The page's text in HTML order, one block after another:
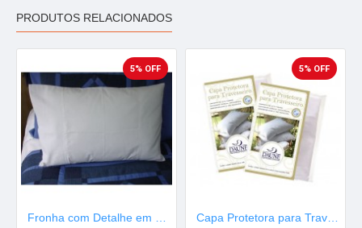
PRODUTOS RELACIONADOS
5% OFF 5% OFF